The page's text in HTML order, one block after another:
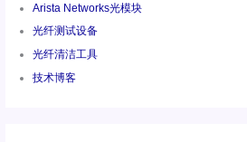
Arista Networks光模块
光纤测试设备
光纤清洁工具
技术博客